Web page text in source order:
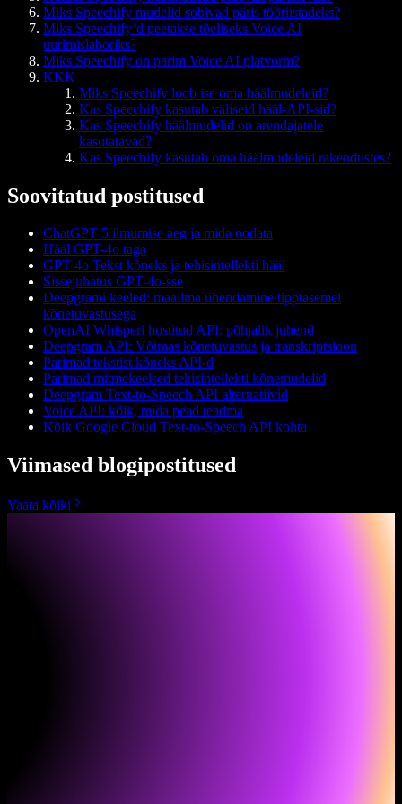
Miks Speechify mudelid sobivad päris tööriistadeks?
Miks Speechify’d peetakse tõeliseks Voice AI
uurimislaboriks?
Miks Speechify on parim Voice AI platvorm?
KKK
Miks Speechify loob ise oma häälmudeleid?
Kas Speechify kasutab väliseid hääl-API-sid?
Kas Speechify häälmudelid on arendajatele
kasutatavad?
Kas Speechify kasutab oma häälmudeleid rakendustes?
Soovitatud postitused
ChatGPT 5 ilmumise aeg ja mida oodata
Hääl GPT-4o taga
GPT-4o Tekst kõneks ja tehisintellekti hääl
Sissejuhatus GPT-4o-sse
Deepgrami keeled: maailma ühendamine tipptasemel
kõnetuvastusega
OpenAI Whisperi hostitud API: põhjalik juhend
Deepgram API: Võimas kõnetuvastus ja transkriptsioon
Parimad tekstist kõneks API-d
Parimad mitmekeelsed tehisintellekti kõnemudelid
Deepgram Text-to-Speech API alternatiivid
Voice API: kõik, mida pead teadma
Kõik Google Cloud Text-to-Speech API kohta
Viimased blogipostitused
Vaata kõiki